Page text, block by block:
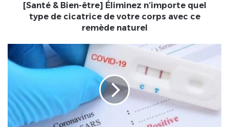
cicatrice
ce
remède
[Santé & Bien-être] Éliminez n’importe quel
type de cicatrice de votre corps avec ce
remède naturel
Bénin/COVID-
19
mesures
d'entrée